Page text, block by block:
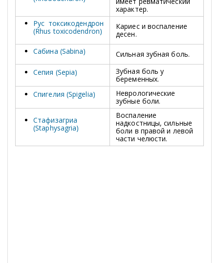
характер.
Рус токсикодендрон
(Rhus toxicodendron)
Кариес и воспаление
десен.
Сабина (Sabina)
Сильная зубная боль.
Сепия (Sepia)
Зубная боль у
беременных.
Спигелия (Spigelia)
Неврологические
зубные боли.
Стафизагриа
(Staphysagria)
Воспаление
надкостницы, сильные
боли в правой и левой
части челюсти.